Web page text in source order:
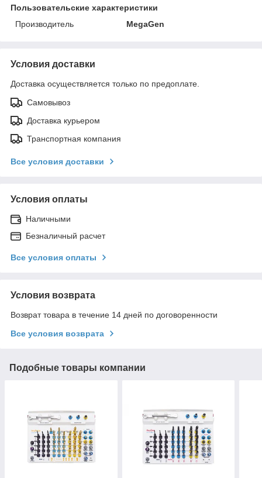
Пользовательские характеристики
Производитель
MegaGen
Условия доставки
Доставка осуществляется только по предоплате.
Самовывоз
Доставка курьером
Транспортная компания
Все условия доставки
Условия оплаты
Наличными
Безналичный расчет
Все условия оплаты
Условия возврата
Возврат товара в течение 14 дней по договоренности
Все условия возврата
Подобные товары компании